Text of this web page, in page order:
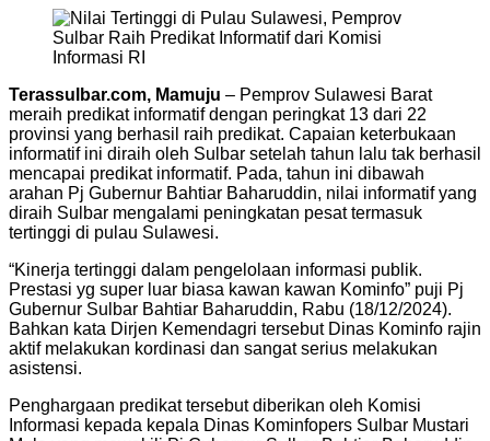
Terassulbar.com, Mamuju – Pemprov Sulawesi Barat
meraih predikat informatif dengan peringkat 13 dari 22
provinsi yang berhasil raih predikat. Capaian keterbukaan
informatif ini diraih oleh Sulbar setelah tahun lalu tak berhasil
mencapai predikat informatif. Pada, tahun ini dibawah
arahan Pj Gubernur Bahtiar Baharuddin, nilai informatif yang
diraih Sulbar mengalami peningkatan pesat termasuk
tertinggi di pulau Sulawesi.
“Kinerja tertinggi dalam pengelolaan informasi publik.
Prestasi yg super luar biasa kawan kawan Kominfo” puji Pj
Gubernur Sulbar Bahtiar Baharuddin, Rabu (18/12/2024).
Bahkan kata Dirjen Kemendagri tersebut Dinas Kominfo rajin
aktif melakukan kordinasi dan sangat serius melakukan
asistensi.
Penghargaan predikat tersebut diberikan oleh Komisi
Informasi kepada kepala Dinas Kominfopers Sulbar Mustari